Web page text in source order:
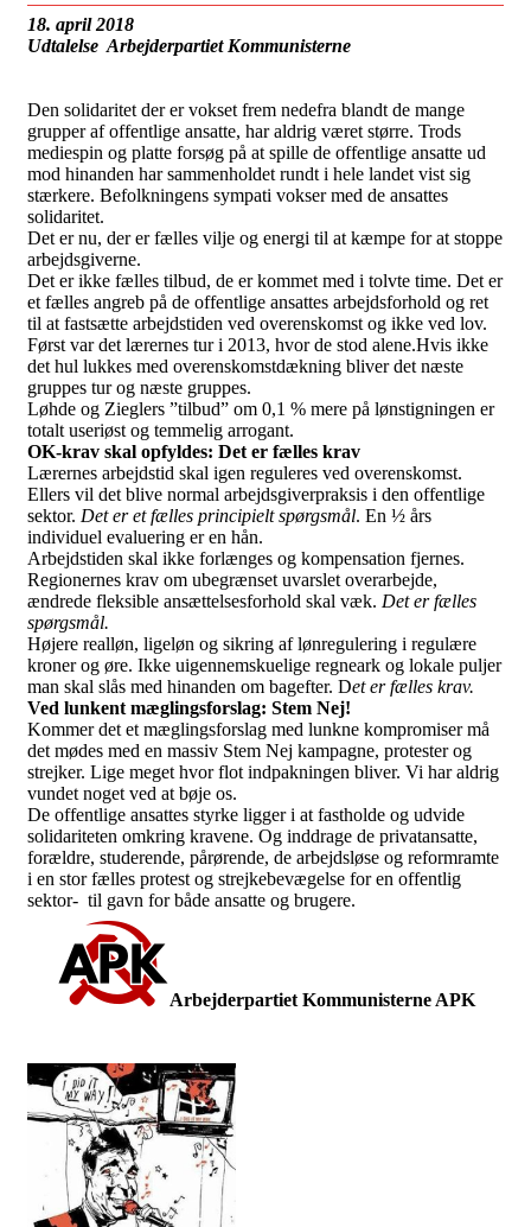
18. april 2018
Udtalelse Arbejderpartiet Kommunisterne
Den solidaritet der er vokset frem nedefra blandt de mange
grupper af offentlige ansatte, har aldrig været større. Trods
mediespin og platte forsøg på at spille de offentlige ansatte ud
mod hinanden har sammenholdet rundt i hele landet vist sig
stærkere. Befolkningens sympati vokser med de ansattes
solidaritet.
Det er nu, der er fælles vilje og energi til at kæmpe for at stoppe
arbejdsgiverne.
Det er ikke fælles tilbud, de er kommet med i tolvte time. Det er
et fælles angreb på de offentlige ansattes arbejdsforhold og ret
til at fastsætte arbejdstiden ved overenskomst og ikke ved lov.
Først var det lærernes tur i 2013, hvor de stod alene.Hvis ikke
det hul lukkes med overenskomstdækning bliver det næste
gruppes tur og næste gruppes.
Løhde og Zieglers ”tilbud” om 0,1 % mere på lønstigningen er
totalt useriøst og temmelig arrogant.
OK-krav skal opfyldes: Det er fælles krav
Lærernes arbejdstid skal igen reguleres ved overenskomst.
Ellers vil det blive normal arbejdsgiverpraksis i den offentlige
sektor. Det er et fælles principielt spørgsmål. En ½ års
individuel evaluering er en hån.
Arbejdstiden skal ikke forlænges og kompensation fjernes.
Regionernes krav om ubegrænset uvarslet overarbejde,
ændrede fleksible ansættelsesforhold skal væk. Det er fælles
spørgsmål.
Højere realløn, ligeløn og sikring af lønregulering i regulære
kroner og øre. Ikke uigennemskuelige regneark og lokale puljer
man skal slås med hinanden om bagefter. Det er fælles krav.
Ved lunkent mæglingsforslag: Stem Nej!
Kommer det et mæglingsforslag med lunkne kompromiser må
det mødes med en massiv Stem Nej kampagne, protester og
strejker. Lige meget hvor flot indpakningen bliver. Vi har aldrig
vundet noget ved at bøje os.
De offentlige ansattes styrke ligger i at fastholde og udvide
solidariteten omkring kravene. Og inddrage de privatansatte,
forældre, studerende, pårørende, de arbejdsløse og reformramte
i en stor fælles protest og strejkebevægelse for en offentlig
sektor- til gavn for både ansatte og brugere.
Arbejderpartiet Kommunisterne APK